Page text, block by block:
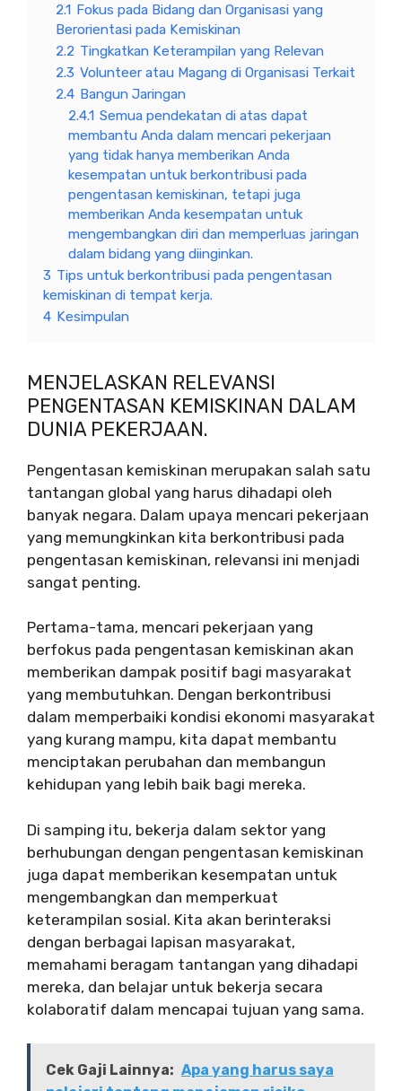
2.1 Fokus pada Bidang dan Organisasi yang
Berorientasi pada Kemiskinan
2.2 Tingkatkan Keterampilan yang Relevan
2.3 Volunteer atau Magang di Organisasi Terkait
2.4 Bangun Jaringan
2.4.1 Semua pendekatan di atas dapat
membantu Anda dalam mencari pekerjaan
yang tidak hanya memberikan Anda
kesempatan untuk berkontribusi pada
pengentasan kemiskinan, tetapi juga
memberikan Anda kesempatan untuk
mengembangkan diri dan memperluas jaringan
dalam bidang yang diinginkan.
3 Tips untuk berkontribusi pada pengentasan
kemiskinan di tempat kerja.
4 Kesimpulan
MENJELASKAN RELEVANSI
PENGENTASAN KEMISKINAN DALAM
DUNIA PEKERJAAN.
Pengentasan kemiskinan merupakan salah satu
tantangan global yang harus dihadapi oleh
banyak negara. Dalam upaya mencari pekerjaan
yang memungkinkan kita berkontribusi pada
pengentasan kemiskinan, relevansi ini menjadi
sangat penting.
Pertama-tama, mencari pekerjaan yang
berfokus pada pengentasan kemiskinan akan
memberikan dampak positif bagi masyarakat
yang membutuhkan. Dengan berkontribusi
dalam memperbaiki kondisi ekonomi masyarakat
yang kurang mampu, kita dapat membantu
menciptakan perubahan dan membangun
kehidupan yang lebih baik bagi mereka.
Di samping itu, bekerja dalam sektor yang
berhubungan dengan pengentasan kemiskinan
juga dapat memberikan kesempatan untuk
mengembangkan dan memperkuat
keterampilan sosial. Kita akan berinteraksi
dengan berbagai lapisan masyarakat,
memahami beragam tantangan yang dihadapi
mereka, dan belajar untuk bekerja secara
kolaboratif dalam mencapai tujuan yang sama.
Cek Gaji Lainnya: Apa yang harus saya